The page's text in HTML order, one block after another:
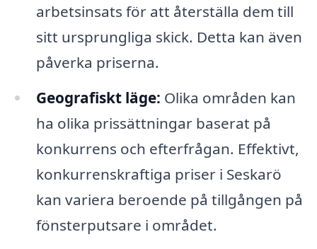
arbetsinsats för att återställa dem till
sitt ursprungliga skick. Detta kan även
påverka priserna.
Geografiskt läge: Olika områden kan
ha olika prissättningar baserat på
konkurrens och efterfrågan. Effektivt,
konkurrenskraftiga priser i Seskarö
kan variera beroende på tillgången på
fönsterputsare i området.